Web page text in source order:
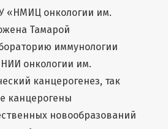
«НМИЦ онкологии им.
Тамарой
иммунологии
онкологии им.
канцерогенез, так
канцерогены
новообразований